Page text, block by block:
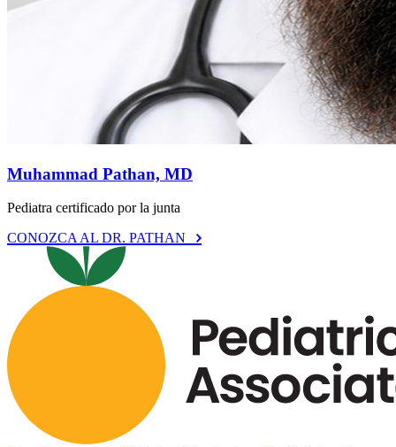
Muhammad Pathan, MD
Pediatra certificado por la junta
CONOZCA AL DR. PATHAN